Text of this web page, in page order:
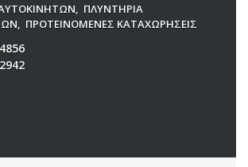
ΠΛΥΝΤΗΡΙΑ
ΠΡΟΤΕΙΝΟΜΕΝΕΣ ΚΑΤΑΧΩΡΗΣΕΙΣ